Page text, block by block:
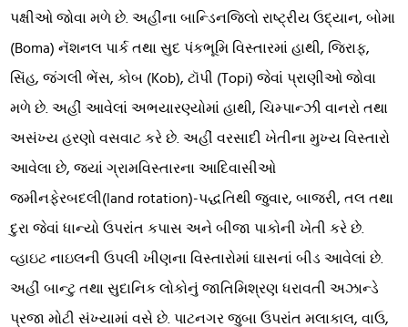
પક્ષીઓ જોવા મળે છે. અહીંના બાન્ડિનજિલો રાષ્ટ્રીય ઉદ્યાન, બોમા
(Boma) નૅશનલ પાર્ક તથા સુદ પંકભૂમિ વિસ્તારમાં હાથી, જિરાફ,
સિંહ, જંગલી ભેંસ, કોબ (Kob), ટૉપી (Topi) જેવાં પ્રાણીઓ જોવા
મળે છે. અહીં આવેલાં અભયારણ્યોમાં હાથી, ચિમ્પાન્ઝી વાનરો તથા
અસંખ્ય હરણો વસવાટ કરે છે. અહીં વરસાદી ખેતીના મુખ્ય વિસ્તારો
આવેલા છે, જ્યાં ગ્રામવિસ્તારના આદિવાસીઓ
જમીનફેરબદલી(land rotation)-પદ્ધતિથી જુવાર, બાજરી, તલ તથા
દુરા જેવાં ધાન્યો ઉપરાંત કપાસ અને બીજા પાકોની ખેતી કરે છે.
વ્હાઇટ નાઇલની ઉપલી ખીણના વિસ્તારોમાં ઘાસનાં બીડ આવેલાં છે.
અહીં બાન્ટુ તથા સુદાનિક લોકોનું જાતિમિશ્રણ ધરાવતી અઝાન્ડે
પ્રજા મોટી સંખ્યામાં વસે છે. પાટનગર જુબા ઉપરાંત મલાકાલ, વાઉ,